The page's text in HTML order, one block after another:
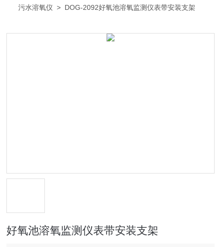
污水溶氧仪 > DOG-2092好氧池溶氧监测仪表带安装支架
好氧池溶氧监测仪表带安装支架